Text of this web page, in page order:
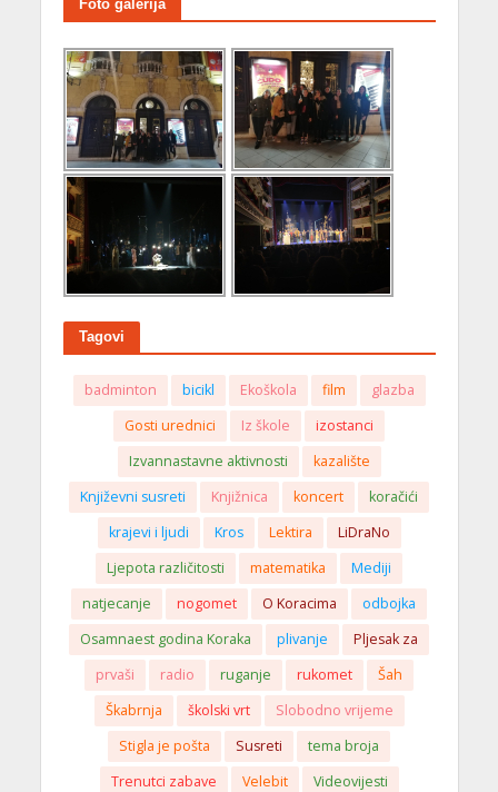
Foto galerija
Tagovi
badminton bicikl Ekoškola film
glazba
Gosti urednici
Iz škole
izostanci
Izvannastavne aktivnosti
kazalište
Književni susreti
Knjižnica koncert
koračići
krajevi i ljudi
Kros Lektira
LiDraNo
Ljepota različitosti
matematika
Mediji
natjecanje
nogomet O Koracima
odbojka
Osamnaest godina Koraka
plivanje
Pljesak za
prvaši
radio ruganje rukomet
Šah
Škabrnja
školski vrt
Slobodno vrijeme
Stigla je pošta
Susreti
tema broja
Trenutci zabave
Velebit Videovijesti